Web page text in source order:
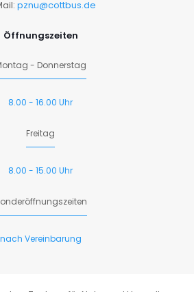
pznu@cottbus.de
Öffnungszeiten
- Donnerstag
8.00 - 16.00 Uhr
Freitag
8.00 - 15.00 Uhr
nach Vereinbarung